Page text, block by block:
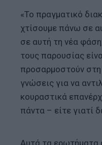
«Το πραγματικό
χτίσουμε πάνω σε
σε αυτή τη νέα
τους παρουσίας
προσαρμοστούν στη
γνώσεις για να
κουραστικά
πάντα – είτε γιατί